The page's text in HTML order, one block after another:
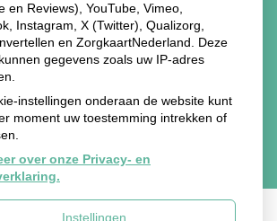
en Reviews), YouTube, Vimeo,
Instagram, X (Twitter), Qualizorg,
en ZorgkaartNederland. Deze
gegevens zoals uw IP-adres
instellingen onderaan de website kunt
moment uw toestemming intrekken of
over onze Privacy- en
Instellingen